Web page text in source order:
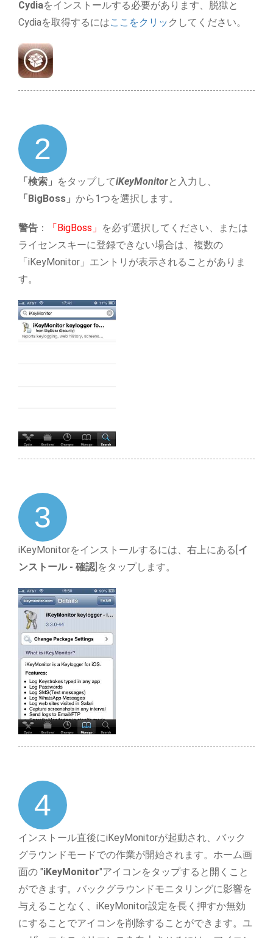
Cydiaをインストールする必要があります、脱獄と
Cydiaを取得するにはここをクリッ クしてください。
2
「検索」 をタップしてiKeyMonitorと入力し、
「BigBoss」 から1つを選択します。
警告 ： 「BigBoss」 を必ず選択してください、または
ライセンスキーに登録できない場合は、複数の
「iKeyMonitor」エントリが表示されることがありま
す。
3
iKeyMonitorをインストールするには、右上にある[イ
ンストール - 確認]をタップします。
4
インストール直後にiKeyMonitorが起動され、バック
グラウンドモードでの作業が開始されます。ホーム画
面の "iKeyMonitor"アイコンをタップすると開くこと
ができます。バックグラウンドモニタリングに影響を
与えることなく、iKeyMonitor設定を長く押すか無効
にすることでアイコンを削除することができます。ユ